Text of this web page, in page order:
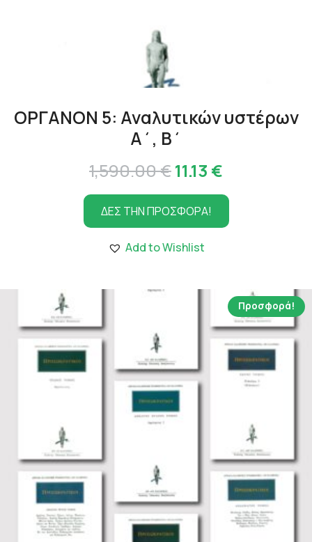
ΟΡΓΑΝΟΝ 5: Αναλυτικών υστέρων
Α΄, Β΄
1,590.00€Original
price
was:
1,590.00 €.
11.13 €
τρέχουσα
τιμή
ΔΕΣ ΤΗΝ ΠΡΟΣΦΟΡΑ!
Add to Wishlist
Προσφορά!